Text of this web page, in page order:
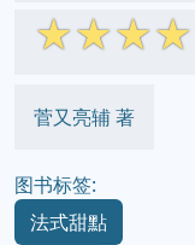
☆☆☆☆
菅又亮辅 著
图书标签:
法式甜點